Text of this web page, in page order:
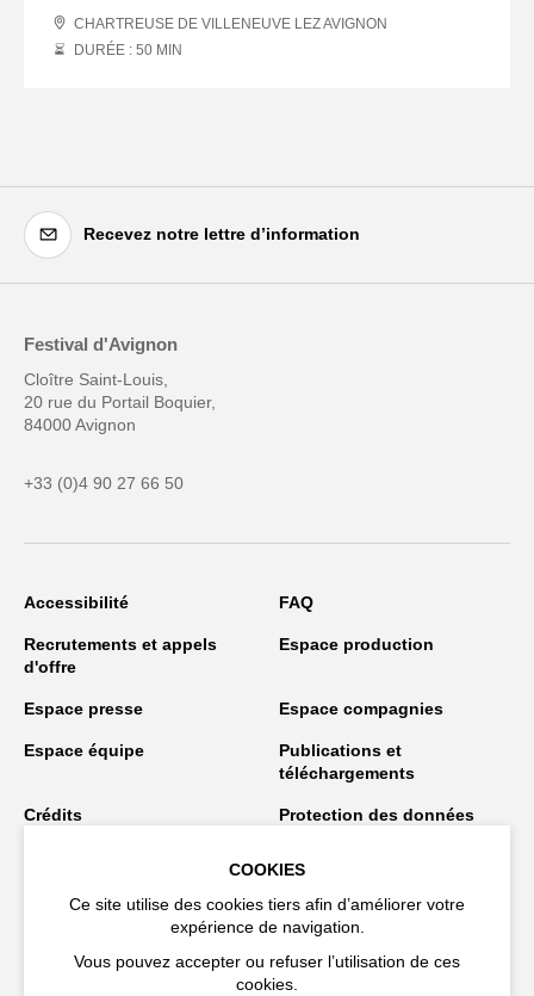
CHARTREUSE DE VILLENEUVE LEZ AVIGNON
DURÉE : 50 MIN
Recevez notre lettre d’information
Festival d'Avignon
Cloître Saint-Louis,
20 rue du Portail Boquier,
84000 Avignon
+33 (0)4 90 27 66 50
Accessibilité FAQ
Recrutements et appels
d'offre
Espace production
Espace presse Espace compagnies
Espace équipe
Publications et
téléchargements
Crédits
Protection des données
Restez connecté
COOKIES
Ce site utilise des cookies tiers afin d’améliorer votre
expérience de navigation.
Vous pouvez accepter ou refuser l’utilisation de ces
cookies.